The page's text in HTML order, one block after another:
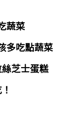
蔬菜
多吃點蔬菜
芝士蛋糕